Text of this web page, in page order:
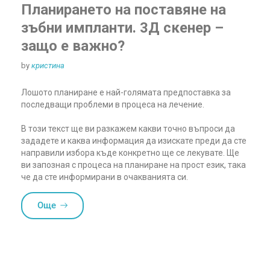
Планирането на поставяне на
зъбни импланти. 3Д скенер –
защо е важно?
by кристина
Лошото планиране е най-голямата предпоставка за
последващи проблеми в процеса на лечение.
В този текст ще ви разкажем какви точно въпроси да
зададете и каква информация да изискате преди да сте
направили избора къде конкретно ще се лекувате. Ще
ви запозная с процеса на планиране на прост език, така
че да сте информирани в очакванията си.
Още